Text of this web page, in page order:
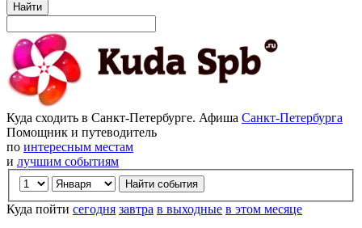
Найти
Куда сходить в Санкт-Петербурге. Афиша Санкт-Петербурга
Помощник и путеводитель
по интересным местам
и лучшим событиям
Куда пойти сегодня завтра в выходные в этом месяце